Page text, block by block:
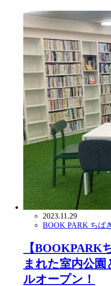
2023.11.29
BOOK PARK ちば
【BOOKPARK
まれた室内公
ルオープン！